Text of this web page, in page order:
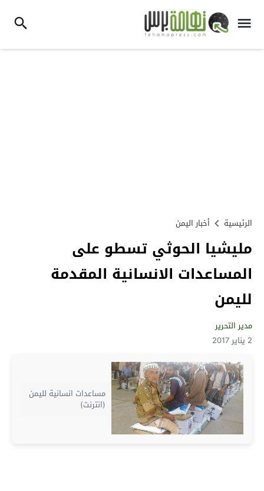
الرئيسية أخبار اليمن
مليشيا الحوثي تسطو على
المساعدات الانسانية المقدمة
لليمن
مدير التحرير
2 يناير 2017
مساعدات انسانية لليمن
(انترنت)